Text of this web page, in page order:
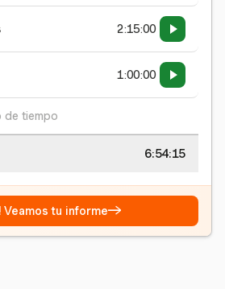
2:15:00
1:00:00
de tiempo
6:54:15
Veamos tu informe→